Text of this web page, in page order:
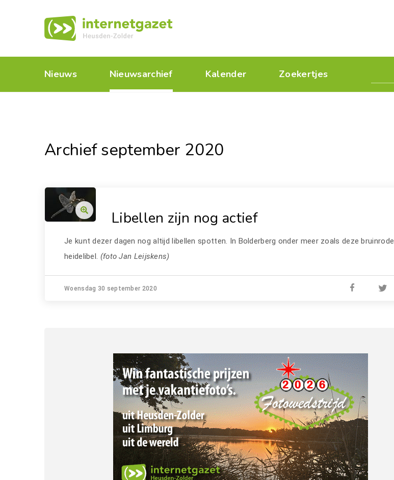
Nieuws Nieuwsarchief Kalender Zoekertjes
Archief september 2020
Libellen zijn nog actief
Je kunt dezer dagen nog altijd libellen spotten. In Bolderberg onder meer zoals deze bruinrode
heidelibel. (foto Jan Leijskens)
Woensdag 30 september 2020